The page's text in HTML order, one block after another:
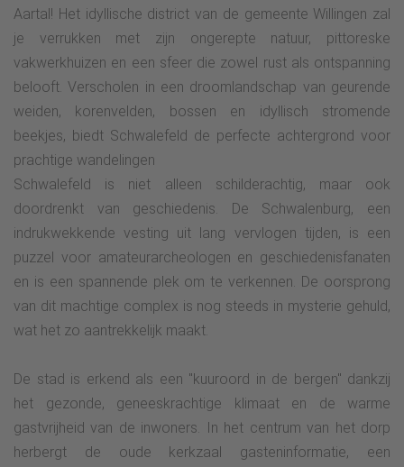
Aartal! Het idyllische district van de gemeente Willingen zal
je verrukken met zijn ongerepte natuur, pittoreske
vakwerkhuizen en een sfeer die zowel rust als ontspanning
belooft. Verscholen in een droomlandschap van geurende
weiden, korenvelden, bossen en idyllisch stromende
beekjes, biedt Schwalefeld de perfecte achtergrond voor
prachtige wandelingen
Schwalefeld is niet alleen schilderachtig, maar ook
doordrenkt van geschiedenis. De Schwalenburg, een
indrukwekkende vesting uit lang vervlogen tijden, is een
puzzel voor amateurarcheologen en geschiedenisfanaten
en is een spannende plek om te verkennen. De oorsprong
van dit machtige complex is nog steeds in mysterie gehuld,
wat het zo aantrekkelijk maakt.
De stad is erkend als een "kuuroord in de bergen" dankzij
het gezonde, geneeskrachtige klimaat en de warme
gastvrijheid van de inwoners. In het centrum van het dorp
herbergt de oude kerkzaal gasteninformatie, een